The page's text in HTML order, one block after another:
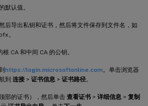
默认值。
后导出私钥和证书，然后将文件保存到文件名，如
。
CA 和中间 CA 的公钥。
https://login.microsoftonline.com 。单击浏览器
到 连接 > 证书信息 > 证书路径。
部的证书），然后单击 查看证书 > 详细信息 > 复制